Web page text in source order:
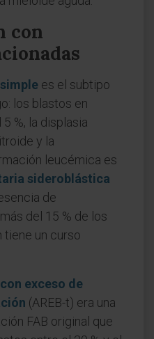
con
es el subtipo
los blastos en
%, la displasia
y la
leucémica es
sideroblástica
de
del 15 % de los
un curso
exceso de
(AREB-t) era una
FAB original que